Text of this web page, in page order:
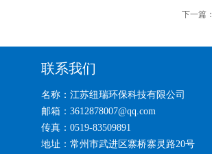
下一篇：
联系我们
名称：江苏纽瑞环保科技有限公司
邮箱：3612878007@qq.com
传真：0519-83509891
地址：常州市武进区寨桥寨灵路20号